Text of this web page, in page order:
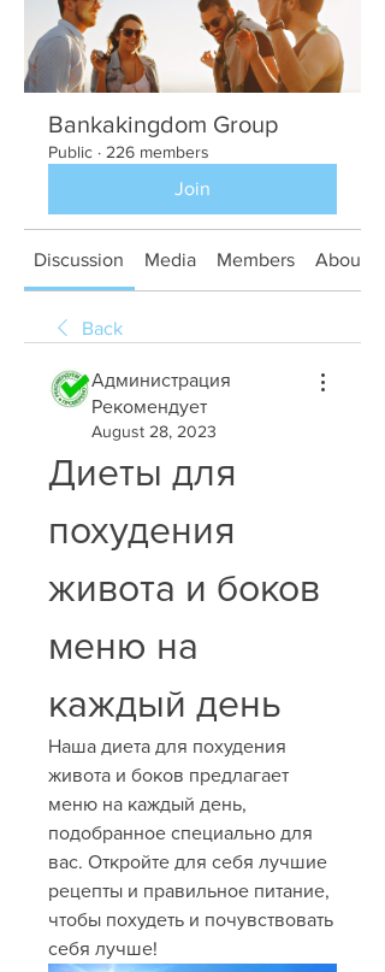
Bankakingdom Group
Public · 226 members
Join
Discussion Media Members About
Back
Администрация
Рекомендует
August 28, 2023
Диеты для
похудения
живота и боков
меню на
каждый день
Наша диета для похудения
живота и боков предлагает
меню на каждый день,
подобранное специально для
вас. Откройте для себя лучшие
рецепты и правильное питание,
чтобы похудеть и почувствовать
себя лучше!